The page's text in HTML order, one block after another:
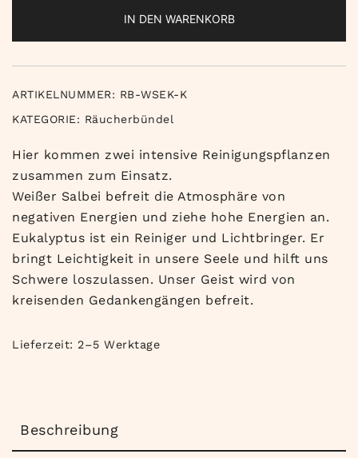
Eukalyptus
Menge
IN DEN WARENKORB
ARTIKELNUMMER: RB-WSEK-K
KATEGORIE: Räucherbündel
Hier kommen zwei intensive Reinigungspflanzen
zusammen zum Einsatz.
Weißer Salbei befreit die Atmosphäre von
negativen Energien und ziehe hohe Energien an.
Eukalyptus ist ein Reiniger und Lichtbringer. Er
bringt Leichtigkeit in unsere Seele und hilft uns
Schwere loszulassen. Unser Geist wird von
kreisenden Gedankengängen befreit.
Lieferzeit: 2–5 Werktage
Beschreibung